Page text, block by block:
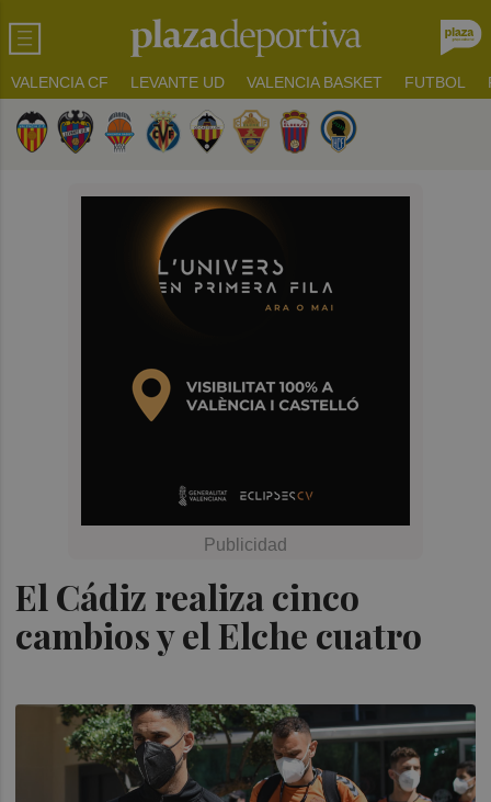
VALENCIA CF LEVANTE UD VALENCIA BASKET FUTBOL
El Cádiz realiza cinco
cambios y el Elche cuatro